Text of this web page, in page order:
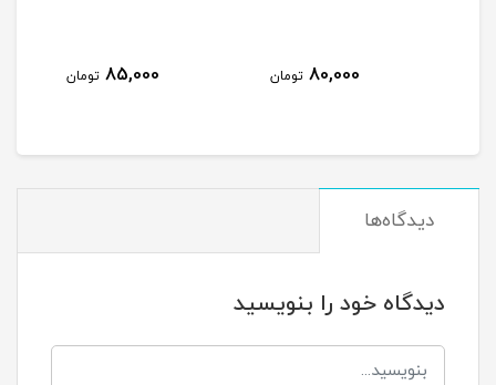
80,000 تومان 85,000 تومان
دیدگاه‌ها
دیدگاه خود را بنویسید